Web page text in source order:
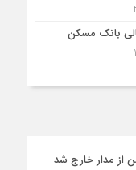
بانک مسکن